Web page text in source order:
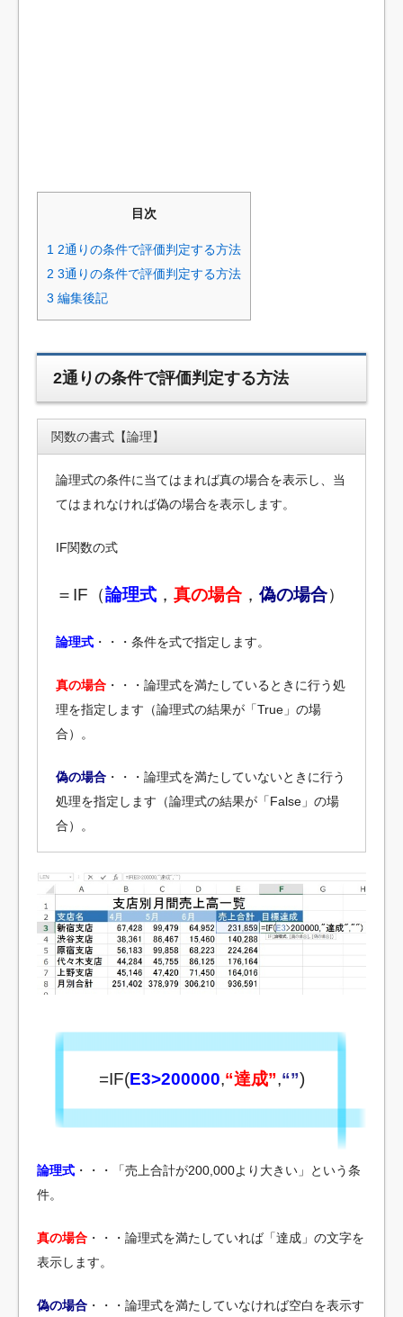
目次
1 2通りの条件で評価判定する方法
2 3通りの条件で評価判定する方法
3 編集後記
2通りの条件で評価判定する方法
関数の書式【論理】
論理式の条件に当てはまれば真の場合を表示し、当
てはまれなければ偽の場合を表示します。
IF関数の式
＝IF（論理式 ， 真の場合 ， 偽の場合）
論理式 ・・・条件を式で指定します。
真の場合 ・・・論理式を満たしているときに行う処
理を指定します（論理式の結果が「True」の場
合）。
偽の場合 ・・・論理式を満たしていないときに行う
処理を指定します（論理式の結果が「False」の場
合）。
=IF(E3>200000,“達成”,“”)
論理式 ・・・「売上合計が200,000より大きい」という条
件。
真の場合 ・・・論理式を満たしていれば「達成」の文字を
表示します。
偽の場合 ・・・論理式を満たしていなければ空白を表示す